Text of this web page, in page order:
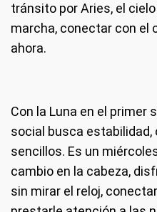
tránsito por Aries, el
marcha, conectar con el
ahora.
Con la Luna en el primer
social busca
sencillos. Es un
cambio en la cabeza,
sin mirar el reloj,